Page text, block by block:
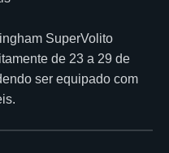
SuperVolito
de 23 a 29 de
ser equipado com